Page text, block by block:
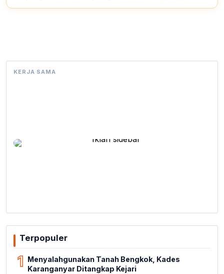
KERJA SAMA
Terpopuler
1 Menyalahgunakan Tanah Bengkok, Kades
Karanganyar Ditangkap Kejari